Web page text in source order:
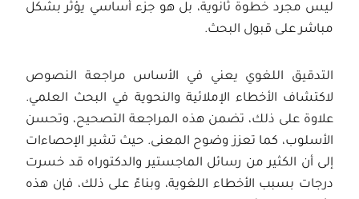
ليس مجرد خطوة ثانوية، بل هو جزء أساسي يؤثر بشكل
مباشر على قبول البحث.
التدقيق اللغوي يعني في الأساس مراجعة النصوص
لاكتشاف الأخطاء الإملائية والنحوية في البحث العلمي.
علاوة على ذلك، تضمن هذه المراجعة التصحيح، وتحسن
الأسلوب، كما تعزز وضوح المعنى. حيث تشير الإحصاءات
إلى أن الكثير من رسائل الماجستير والدكتوراه قد خسرت
درجات بسبب الأخطاء اللغوية، وبناءً على ذلك، فإن هذه